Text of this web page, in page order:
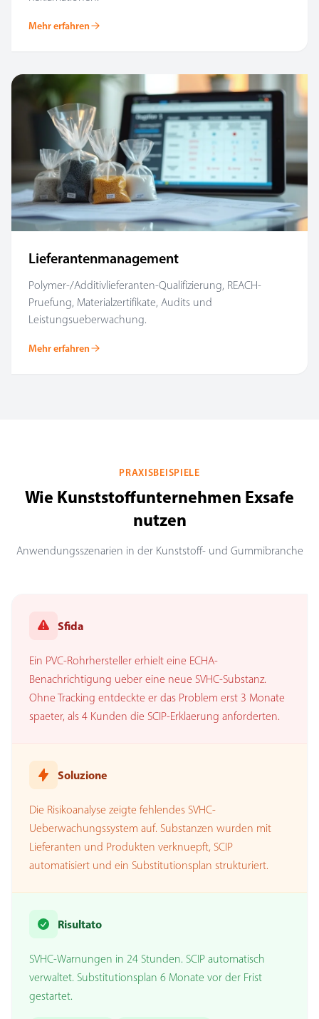
Mehr erfahren
Lieferantenmanagement
Polymer-/Additivlieferanten-Qualifizierung, REACH-
Pruefung, Materialzertifikate, Audits und
Leistungsueberwachung.
Mehr erfahren
PRAXISBEISPIELE
Wie Kunststoffunternehmen Exsafe
nutzen
Anwendungsszenarien in der Kunststoff- und Gummibranche
Sfida
Ein PVC-Rohrhersteller erhielt eine ECHA-
Benachrichtigung ueber eine neue SVHC-Substanz.
Ohne Tracking entdeckte er das Problem erst 3 Monate
spaeter, als 4 Kunden die SCIP-Erklaerung anforderten.
Soluzione
Die Risikoanalyse zeigte fehlendes SVHC-
Ueberwachungssystem auf. Substanzen wurden mit
Lieferanten und Produkten verknuepft, SCIP
automatisiert und ein Substitutionsplan strukturiert.
Risultato
SVHC-Warnungen in 24 Stunden. SCIP automatisch
verwaltet. Substitutionsplan 6 Monate vor der Frist
gestartet.